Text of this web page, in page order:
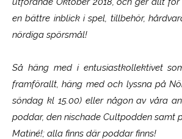
en bättre inblick i spel, tillbehör,
nördiga spörsmål!
Så häng med i entusiastkollektivet
framförallt, häng med och lyssna på
söndag kl 15.00) eller någon av våra
poddar, den nischade Cultpodden samt
Matiné!; alla finns där poddar finns!